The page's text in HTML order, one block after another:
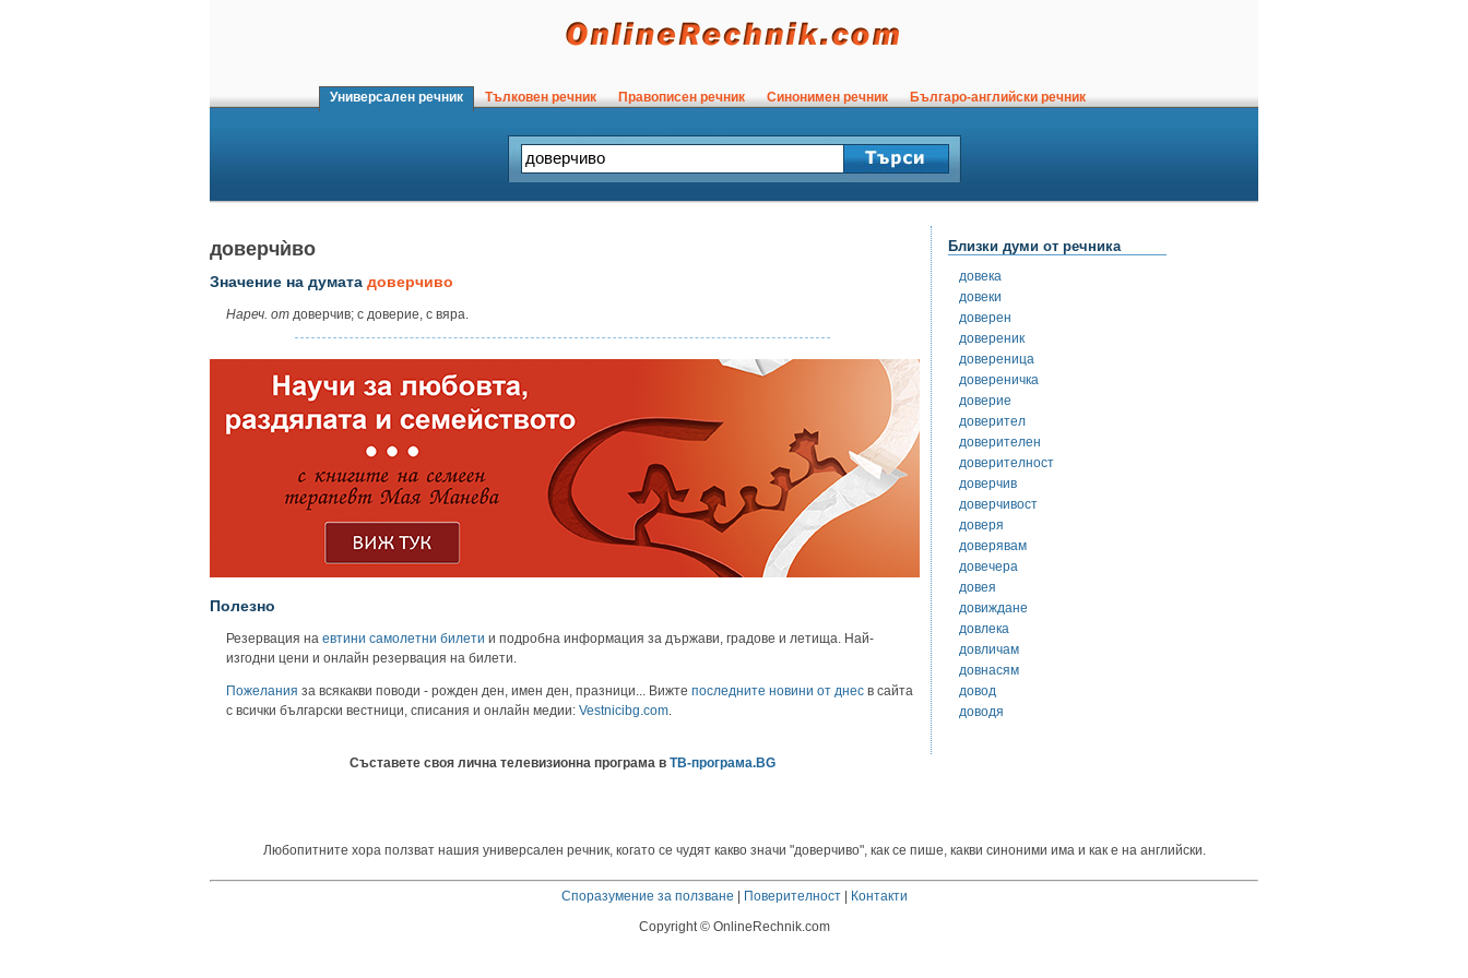
Универсален речник Тълковен речник Правописен речник Синонимен речник Българо-английски речник
доверчѝво
Значение на думата доверчиво
Нареч. от доверчив; с доверие, с вяра.
Полезно
Резервация на евтини самолетни билети и подробна информация за държави, градове и летища. Най-
изгодни цени и онлайн резервация на билети.
Пожелания за всякакви поводи - рожден ден, имен ден, празници... Вижте последните новини от днес в сайта
с всички български вестници, списания и онлайн медии: Vestnicibg.com
Съставете своя лична телевизионна програма в ТВ-програма.BG
Близки думи от речника
довека
довеки
доверен
довереник
довереница
довереничка
доверие
доверител
доверителен
доверителност
доверчив
доверчивост
доверя
доверявам
довечера
довея
довиждане
довлека
довличам
довнасям
довод
доводя
Любопитните хора ползват нашия универсален речник, когато се чудят какво значи "доверчиво", как се пише, какви синоними има и как е на английски.
Споразумение за ползване | Поверителност| Контакти
Copyright © OnlineRechnik.com